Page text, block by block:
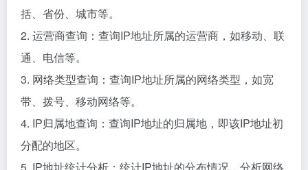
括、省份、城市等。
2. 运营商查询：查询IP地址所属的运营商，如移动、联
通、电信等。
3. 网络类型查询：查询IP地址所属的网络类型，如宽
带、拨号、移动网络等。
4. IP归属地查询：查询IP地址的归属地，即该IP地址初
分配的地区。